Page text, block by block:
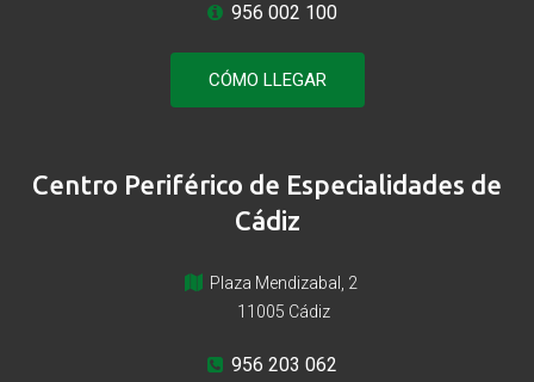
956 002 100
CÓMO LLEGAR
Centro Periférico de Especialidades de
Cádiz
Plaza Mendizabal, 2
11005 Cádiz
956 203 062